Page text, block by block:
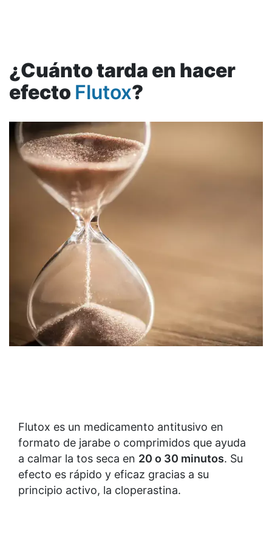
¿Cuánto tarda en hacer
efecto Flutox?
Flutox es un medicamento antitusivo en
formato de jarabe o comprimidos que ayuda
a calmar la tos seca en 20 o 30 minutos. Su
efecto es rápido y eficaz gracias a su
principio activo, la cloperastina.